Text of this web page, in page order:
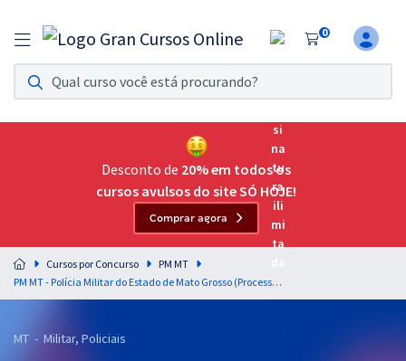
0
Assinatura Ilimitada 11
Acesso a todos os cursos. Teste grátis por 7 dias!
Assinatura OAB Até Passar
Acesso ilimitado a toda preparação para o Exame da
Residências Multiprofissionais
Preparação completa e intensiva para as principais
residências em saúde do Brasil
Desconto de 20% em todos os
cursos avulsos do site SÓ HOJE!
Comprar agora
Cursos por Concurso
PM MT
PM MT - Polícia Militar do Estado de Mato Grosso (Processo Seletivo Interno) - Administração Pública e Gestão Estratégica para o Cargo de 3º Sargento - Professores: Equipe Gran
MT - Militar, Policiais